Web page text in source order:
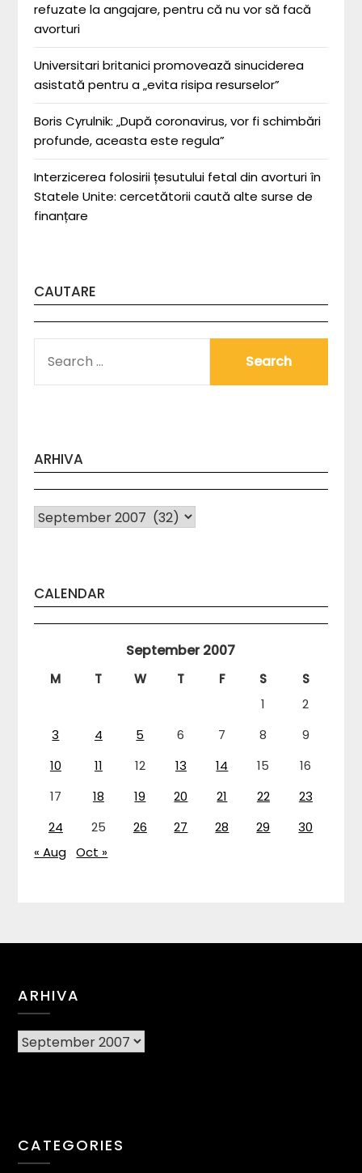
refuzate la angajare, pentru că nu vor să facă
avorturi
Universitari britanici promovează sinuciderea
asistată pentru a „evita risipa resurselor”
Boris Cyrulnik: „După coronavirus, vor fi schimbări
profunde, aceasta este regula”
Interzicerea folosirii țesutului fetal din avorturi în
Statele Unite: cercetătorii caută alte surse de
finanțare
CAUTARE
FOR:
ARHIVA
Arhiva
CALENDAR
September 2007
M T W T F S
S
1
2
3
4 5 6 7 8
9
10
11 12 13 14 15
16
17
18 19 20 21 22
23
24
25 26 27 28 29
30
« Aug Oct »
ARHIVA
Arhiva
CATEGORIES